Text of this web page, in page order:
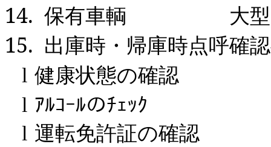
14. 保有車輌 大型
15. 出庫時・帰庫時点呼確
l 健康状態の確認
l ｱﾙｺｰﾙのﾁｪｯｸ
l 運転免許証の確認